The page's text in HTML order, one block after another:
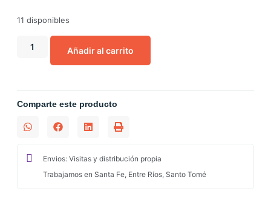
11 disponibles
Añadir al carrito
Comparte este producto
Envios: Visitas y distribución propia
Trabajamos en Santa Fe, Entre Ríos, Santo Tomé